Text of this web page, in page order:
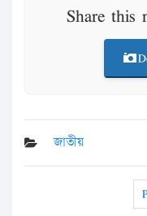
Share this
জাতীয়